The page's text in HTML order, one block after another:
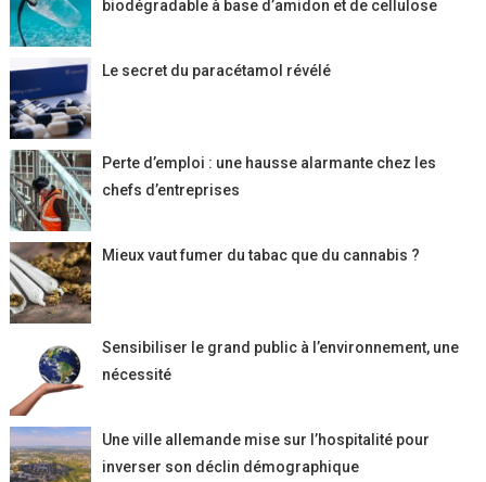
biodégradable à base d’amidon et de cellulose
Le secret du paracétamol révélé
Perte d’emploi : une hausse alarmante chez les
chefs d’entreprises
Mieux vaut fumer du tabac que du cannabis ?
Sensibiliser le grand public à l’environnement, une
nécessité
Une ville allemande mise sur l’hospitalité pour
inverser son déclin démographique